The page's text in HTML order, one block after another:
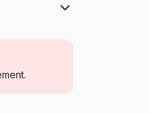
48.000